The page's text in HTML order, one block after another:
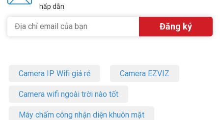
hấp dẫn
Camera IP Wifi giá rẻ Camera EZVIZ
Camera wifi ngoài trời nào tốt
Máy chấm công nhận diện khuôn mặt